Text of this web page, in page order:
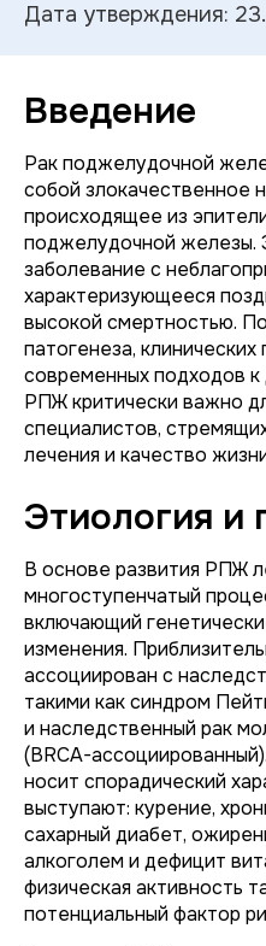
Дата утверждения:
Введение
Рак поджелудочной
собой злокачественное
происходящее из
поджелудочной железы.
заболевание с
характеризующееся
высокой смертностью.
патогенеза, клинических
современных подходов
РПЖ критически важно
специалистов,
лечения и качество
Этиология и
В основе развития РПЖ
многоступенчатый
включающий
изменения.
ассоциирован с
такими как синдром
и наследственный рак
(BRCA-
носит спорадический
выступают: курение,
сахарный диабет,
алкоголем и дефицит
физическая активность
потенциальный фактор